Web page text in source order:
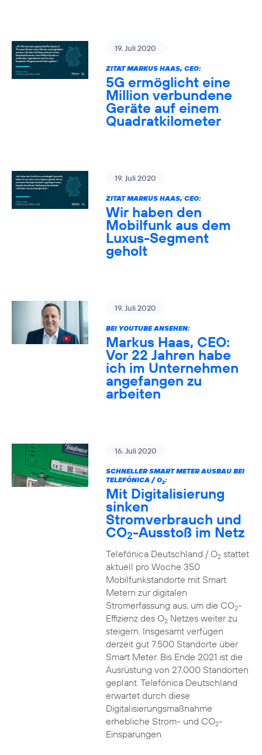
19. Juli 2020
ZITAT MARKUS HAAS, CEO:
5G ermöglicht eine
Million verbundene
Geräte auf einem
Quadratkilometer
19. Juli 2020
ZITAT MARKUS HAAS, CEO:
Wir haben den
Mobilfunk aus dem
Luxus-Segment
geholt
19. Juli 2020
BEI YOUTUBE ANSEHEN:
Markus Haas, CEO:
Vor 22 Jahren habe
ich im Unternehmen
angefangen zu
arbeiten
16. Juli 2020
SCHNELLER SMART METER AUSBAU BEI
TELEFÓNICA / O2:
Mit Digitalisierung
sinken
Stromverbrauch und
CO2-Ausstoß im Netz
Telefónica Deutschland / O2stattet
aktuell pro Woche 350
Mobilfunkstandorte mit Smart
Metern zur digitalen
Stromerfassung aus, um die CO2-
Effizienz des O2Netzes weiter zu
steigern. Insgesamt verfügen
derzeit gut 7.500 Standorte über
Smart Meter. Bis Ende 2021 ist die
Ausrüstung von 27.000 Standorten
geplant. Telefónica Deutschland
erwartet durch diese
Digitalisierungsmaßnahme
erhebliche Strom- und CO2-
Einsparungen.